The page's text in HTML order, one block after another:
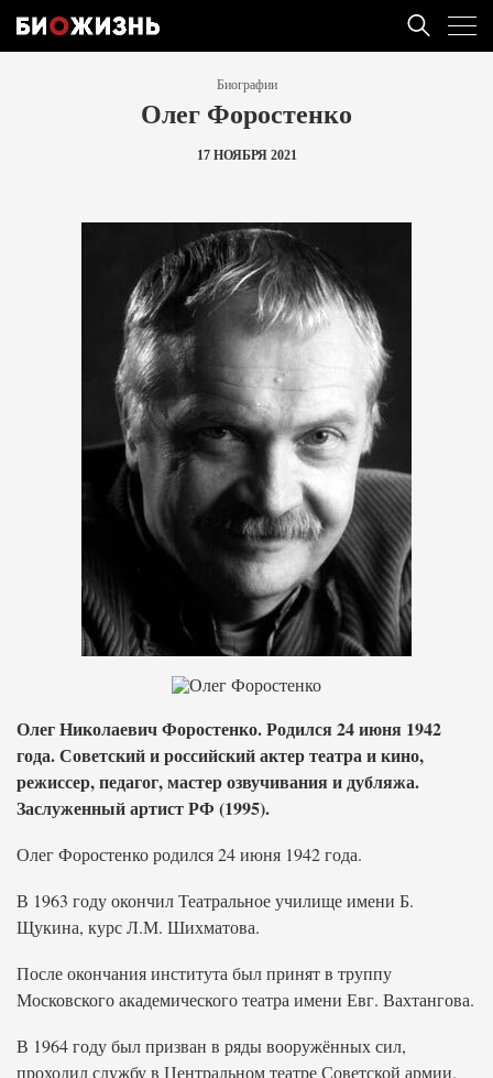
Биографии
Олег Форостенко
17 НОЯБРЯ 2021
Олег Николаевич Форостенко. Родился 24 июня 1942
года. Советский и российский актер театра и кино,
режиссер, педагог, мастер озвучивания и дубляжа.
Заслуженный артист РФ (1995).
Олег Форостенко родился 24 июня 1942 года.
В 1963 году окончил Театральное училище имени Б.
Щукина, курс Л.М. Шихматова.
После окончания института был принят в труппу
Московского академического театра имени Евг. Вахтангова.
В 1964 году был призван в ряды вооружённых сил,
проходил службу в Центральном театре Советской армии.